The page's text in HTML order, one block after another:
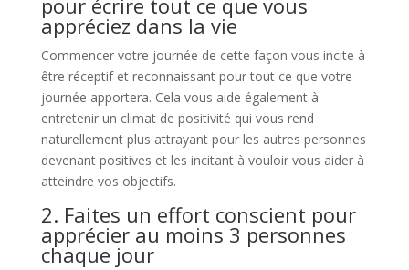
pour écrire tout ce que vous
appréciez dans la vie
Commencer votre journée de cette façon vous incite à
être réceptif et reconnaissant pour tout ce que votre
journée apportera. Cela vous aide également à
entretenir un climat de positivité qui vous rend
naturellement plus attrayant pour les autres personnes
devenant positives et les incitant à vouloir vous aider à
atteindre vos objectifs.
2. Faites un effort conscient pour
apprécier au moins 3 personnes
chaque jour